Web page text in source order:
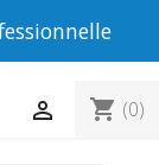
shopping_cart (0)
